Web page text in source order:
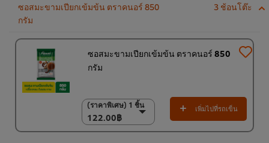
ซอสมะขามเปียกเข้มข้น ตราคนอร์ 850
กรัม
3 ช้อนโต๊ะ
ซอสมะขามเปียกเข้มข้น ตราคนอร์ 850
กรัม
(ราคาพิเศษ) 1 ชิ้น
122.00฿
(ราคาพิเศษ) 1 ชิ้น
122.00฿
(ราคาพิเศษ) แพ็ค 9
เพิ่มไปที่รถเข็น